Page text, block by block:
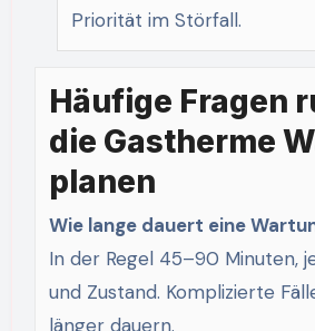
Priorität im Störfall.
Häufige Fragen
die Gastherme
planen
Wie lange dauert eine
In der Regel 45–90 Minuten,
und Zustand. Komplizierte
länger dauern.